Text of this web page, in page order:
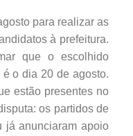
para realizar as
à prefeitura.
que o escolhido
o dia 20 de agosto.
estão presentes no
os partidos de
já anunciaram apoio